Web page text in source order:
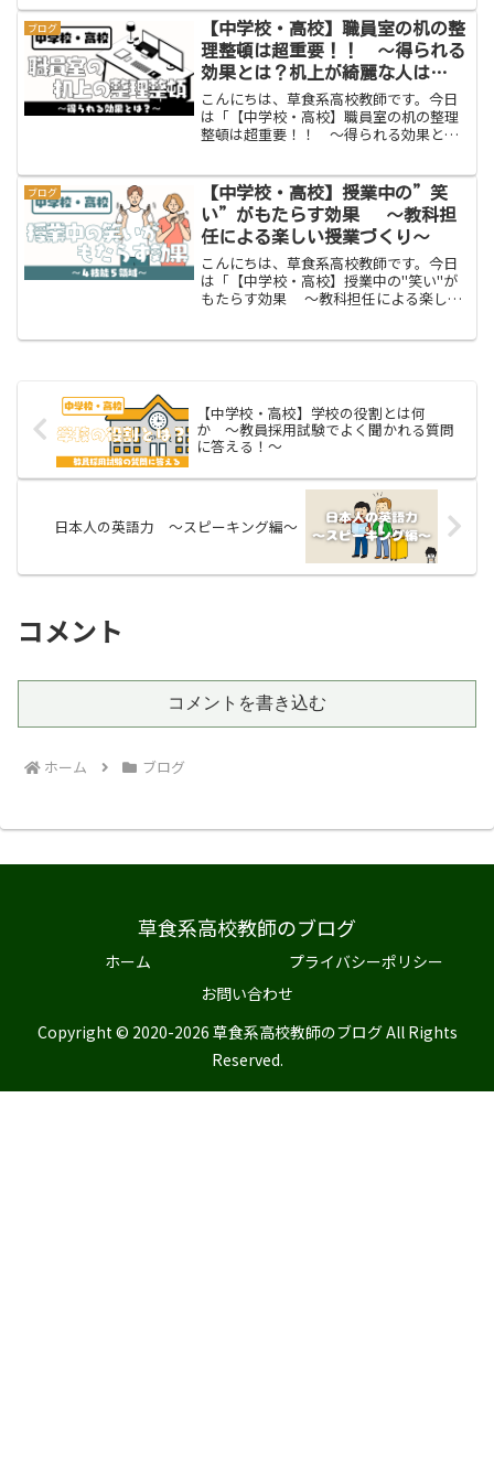
のように使っていますか。正直、テスト
返却は時間が余ってしまいま...
ブログ
【中学校・高校】職員室の机の整
理整頓は超重要！！ 〜得られる
効果とは？机上が綺麗な人は
◯◯〜
こんにちは、草食系高校教師です。今日
は「【中学校・高校】職員室の机の整理
整頓は超重要！！ 〜得られる効果と
の中はどのような状態でしょうか。中に
は机上の書類が山積みの人や...
ブログ
【中学校・高校】授業中の”笑
い”がもたらす効果 〜教科担
任による楽しい授業づくり〜
こんにちは、草食系高校教師です。今日
は「【中学校・高校】授業中の"笑い"が
もたらす効果 〜教科担任による楽しい
【中学校・高校】学校の役割とは何
か 〜教員採用試験でよく聞かれる質問
に答える！〜
日本人の英語力 〜スピーキング編〜
コメント
コメントを書き込む
ホーム ブログ
草食系高校教師のブログ
ホーム
プライバシーポリシー
お問い合わせ
Copyright © 2020-2026 草食系高校教師のブログ All Rights
Reserved.